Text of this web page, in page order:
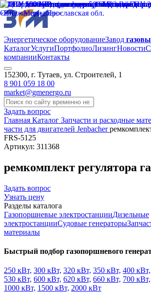
Энергетическое оборудованиеЗавод
КаталогУслугиПортфолиоЛизингНовости
компанииКонтакты
152300, г. Тутаев, ул. Строителей, 1
8 901 059 18 00
market@gmenergo.ru
Задать вопрос
Главная Каталог Запчасти и расходные
части для двигателей Jenbacher
FRS-5125
Артикул: 311368
ремкомплект регулятора
Задать вопрос
Узнать цену
Разделы каталога
Газопоршневые электростанцииДизельные
электростанцииСудовые генераторы
материалы
Быстрый подбор газопоршневого
250 кВт, 300 кВт, 320 кВт, 350 кВт, 400 кВт,
530 кВт, 600 кВт, 620 кВт, 660 кВт, 700 кВт,
1000 кВт, 1500 кВт, 2000 кВт